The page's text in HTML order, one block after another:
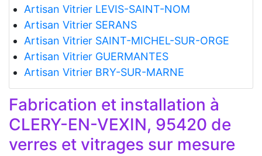
Artisan Vitrier LEVIS-SAINT-NOM
Artisan Vitrier SERANS
Artisan Vitrier SAINT-MICHEL-SUR-ORGE
Artisan Vitrier GUERMANTES
Artisan Vitrier BRY-SUR-MARNE
Fabrication et installation à
CLERY-EN-VEXIN, 95420 de
verres et vitrages sur mesure